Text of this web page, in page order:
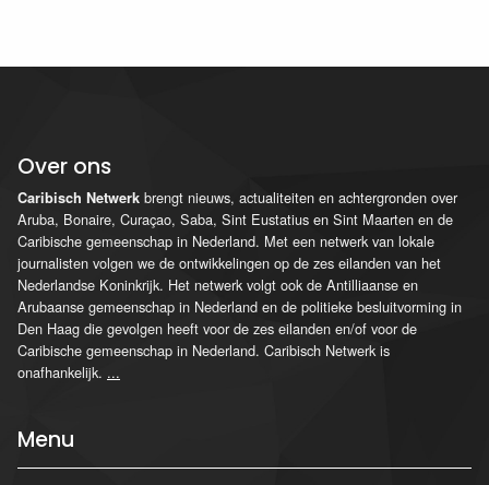
Over ons
Caribisch Netwerk brengt nieuws, actualiteiten en achtergronden over
Aruba, Bonaire, Curaçao, Saba, Sint Eustatius en Sint Maarten en de
Caribische gemeenschap in Nederland. Met een netwerk van lokale
journalisten volgen we de ontwikkelingen op de zes eilanden van het
Nederlandse Koninkrijk. Het netwerk volgt ook de Antilliaanse en
Arubaanse gemeenschap in Nederland en de politieke besluitvorming in
Den Haag die gevolgen heeft voor de zes eilanden en/of voor de
Caribische gemeenschap in Nederland. Caribisch Netwerk is
onafhankelijk. ...
Menu